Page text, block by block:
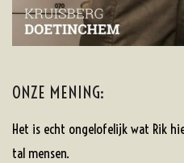
ONZE MENING:
Het is echt ongelofelijk wat Rik
tal mensen.